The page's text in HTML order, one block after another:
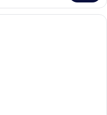
Suite – junior | Allergitestet